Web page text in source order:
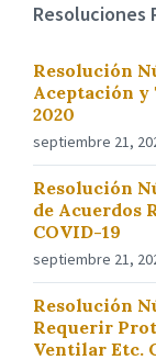
Resoluciones
Resolución
Aceptación y
2020
septiembre 21,
Resolución
de Acuerdos
COVID-19
septiembre 21,
Resolución
Requerir
Ventilar Etc.